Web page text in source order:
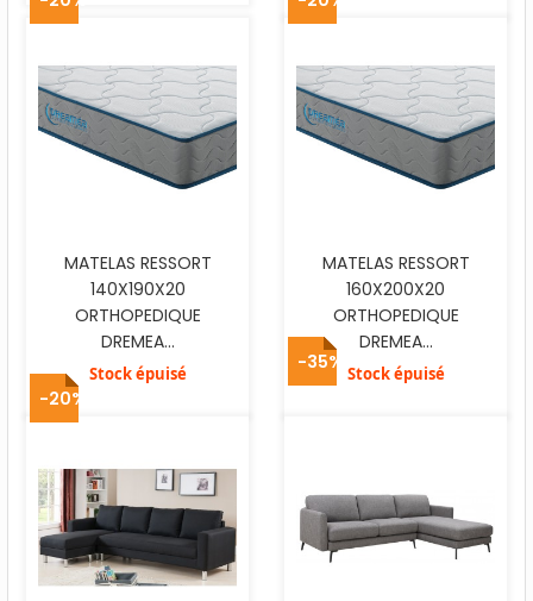
MATELAS RESSORT
140X190X20
ORTHOPEDIQUE
DREMEA...
Stock épuisé
MATELAS RESSORT
160X200X20
ORTHOPEDIQUE
DREMEA...
Stock épuisé
-20%
-35%